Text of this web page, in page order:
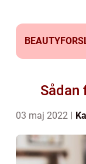
Sådan
03 maj 2022